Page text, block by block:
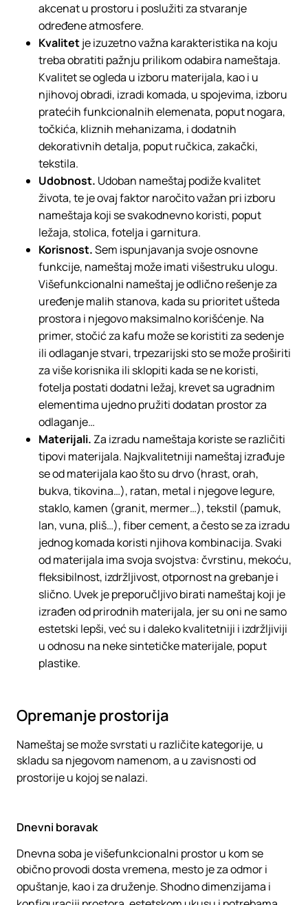
akcenat u prostoru i poslužiti za stvaranje
određene atmosfere.
Kvalitetje izuzetno važna karakteristika na koju
treba obratiti pažnju prilikom odabira nameštaja.
Kvalitet se ogleda u izboru materijala, kao i u
njihovoj obradi, izradi komada, u spojevima, izboru
pratećih funkcionalnih elemenata, poput nogara,
točkića, kliznih mehanizama, i dodatnih
dekorativnih detalja, poput ručkica, zakački,
tekstila.
Udobnost. Udoban nameštaj podiže kvalitet
života, te je ovaj faktor naročito važan pri izboru
nameštaja koji se svakodnevno koristi, poput
ležaja, stolica, fotelja i garnitura.
Korisnost.Sem ispunjavanja svoje osnovne
funkcije, nameštaj može imati višestruku ulogu.
Višefunkcionalni nameštaj je odlično rešenje za
uređenje malih stanova, kada su prioritet ušteda
prostora i njegovo maksimalno korišćenje. Na
primer, stočić za kafu može se koristiti za sedenje
ili odlaganje stvari, trpezarijski sto se može proširiti
za više korisnika ili sklopiti kada se ne koristi,
fotelja postati dodatni ležaj, krevet sa ugradnim
elementima ujedno pružiti dodatan prostor za
odlaganje…
Materijali. Za izradu nameštaja koriste se različiti
tipovi materijala. Najkvalitetniji nameštaj izrađuje
se od materijala kao što su drvo (hrast, orah,
bukva, tikovina…), ratan, metal i njegove legure,
staklo, kamen (granit, mermer…), tekstil (pamuk,
lan, vuna, pliš…), fiber cement, a često se za izradu
jednog komada koristi njihova kombinacija. Svaki
od materijala ima svoja svojstva: čvrstinu, mekoću,
fleksibilnost, izdržljivost, otpornost na grebanje i
slično. Uvek je preporučljivo birati nameštaj koji je
izrađen od prirodnih materijala, jer su oni ne samo
estetski lepši, već su i daleko kvalitetniji i izdržljiviji
u odnosu na neke sintetičke materijale, poput
plastike.
Opremanje prostorija
Nameštaj se može svrstati u različite kategorije, u
skladu sa njegovom namenom, a u zavisnosti od
prostorije u kojoj se nalazi.
Dnevni boravak
Dnevna soba je višefunkcionalni prostor u kom se
obično provodi dosta vremena, mesto je za odmor i
opuštanje, kao i za druženje. Shodno dimenzijama i